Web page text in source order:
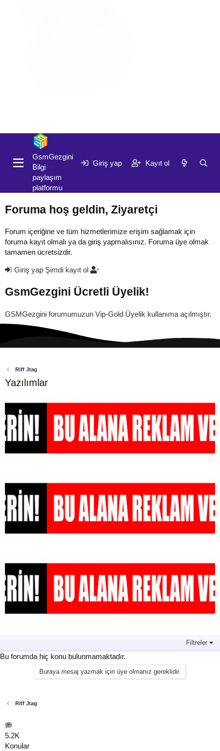
GsmGezgini
Bilgi
paylaşım
platformu
Giriş yap Kayıt ol
Foruma hoş geldin, Ziyaretçi
Forum içeriğine ve tüm hizmetlerimize erişim sağlamak için
foruma kayıt olmalı ya da giriş yapmalısınız. Foruma üye olmak
tamamen ücretsizdir.
Giriş yap Şimdi kayıt ol
GsmGezgini Ücretli Üyelik!
GSMGezgini forumumuzun Vip-Gold Üyelik kullanıma açılmıştır.
Riff Jtag
Yazılımlar
Filtreler
Bu forumda hiç konu bulunmamaktadır.
Buraya mesaj yazmak için üye olmanız gereklidir.
Riff Jtag
5.2K
Konular